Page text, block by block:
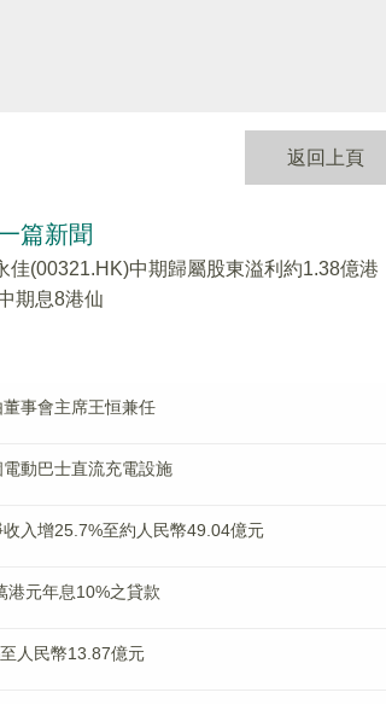
返回上頁
篇新聞
佳(00321.HK)中期歸屬股東溢利約1.38億港
期息8港仙
事會主席王恒兼任
動巴士直流充電設施
入增25.7%至約人民幣49.04億元
港元年息10%之貸款
人民幣13.87億元